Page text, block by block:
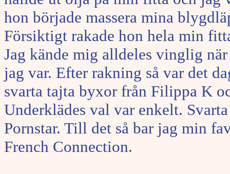
hon började massera mina
Försiktigt rakade hon hela min
Jag kände mig alldeles vinglig
jag var. Efter rakning så var det
svarta tajta byxor från Filippa K
Underklädes val var enkelt.
Pornstar. Till det så bar jag min
French Connection.